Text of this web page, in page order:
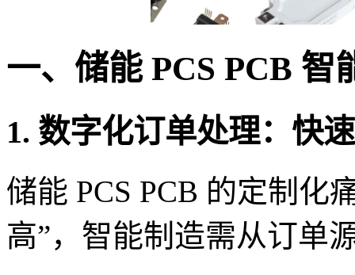
一、储能 PCS PCB
1. 数字化订单处理：快
储能 PCS PCB 的定制化
高”，智能制造需从订单